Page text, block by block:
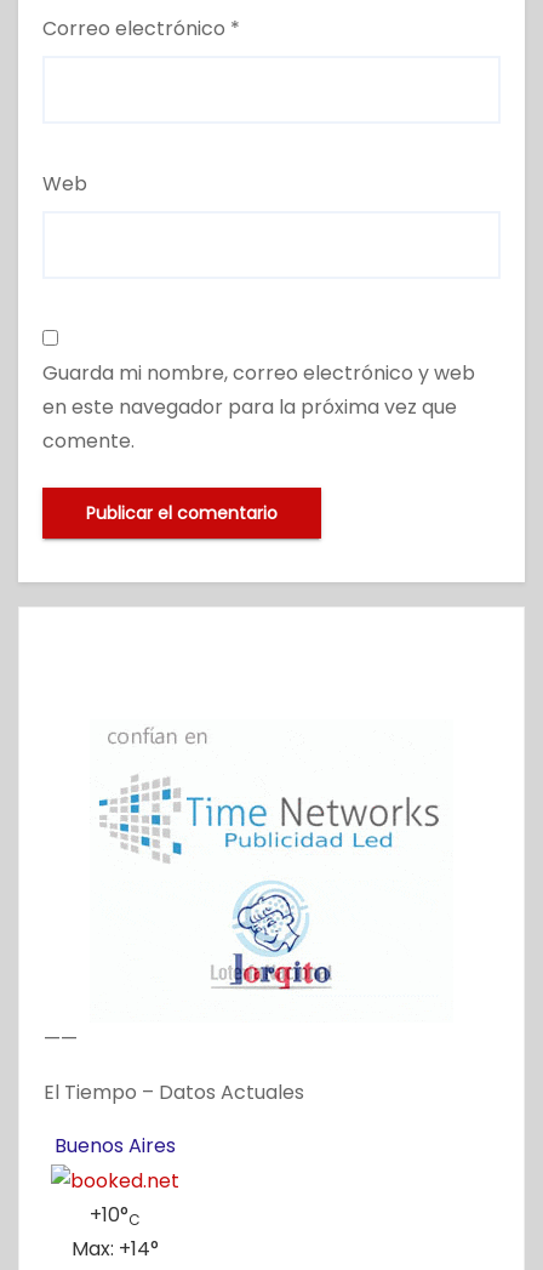
Correo electrónico *
Web
Guarda mi nombre, correo electrónico y web
en este navegador para la próxima vez que
comente.
——
El Tiempo – Datos Actuales
Buenos Aires
+10°C
Max: +14°